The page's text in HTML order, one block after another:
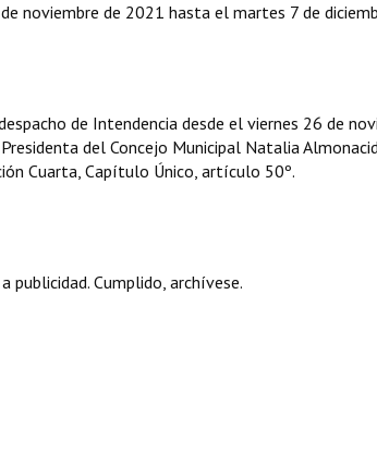
noviembre de 2021 hasta el martes 7 de
de Intendencia desde el viernes 26 de
del Concejo Municipal Natalia
Cuarta, Capítulo Único, artículo 50º.
publicidad. Cumplido, archívese.